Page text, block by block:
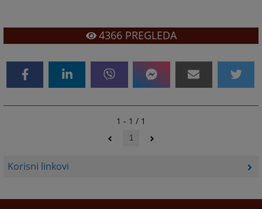
Korisni linkovi
4366PREGLEDA
1 - 1 / 1
1